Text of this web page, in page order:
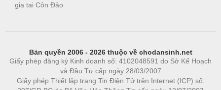
gia tại Côn Đảo
Bản quyền 2006 - 2026 thuộc về chodansinh.net
Giấy phép đăng ký Kinh doanh số: 4102048591 do Sở Kế Hoạch
và Đầu Tư cấp ngày 28/03/2007
Giấy phép Thiết lập trang Tin Điện Tử trên Internet (ICP) số: